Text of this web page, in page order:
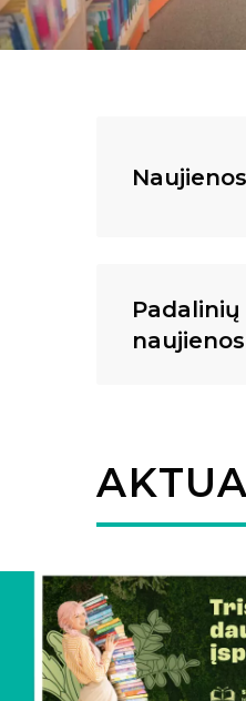
Naujienos
Padalinių
naujienos